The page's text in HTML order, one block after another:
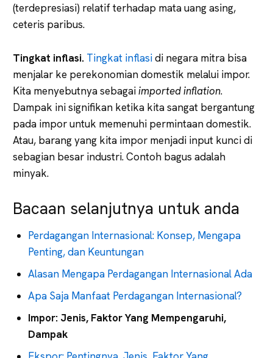
(terdepresiasi) relatif terhadap mata uang asing,
ceteris paribus.
Tingkat inflasi. Tingkat inflasidi negara mitra bisa
menjalar ke perekonomian domestik melalui impor.
Kita menyebutnya sebagaiimported inflation.
Dampak ini signifikan ketika kita sangat bergantung
pada impor untuk memenuhi permintaan domestik.
Atau, barang yang kita impor menjadi input kunci di
sebagian besar industri. Contoh bagus adalah
minyak.
Bacaan selanjutnya untuk anda
Perdagangan Internasional: Konsep, Mengapa
Penting, dan Keuntungan
Alasan Mengapa Perdagangan Internasional Ada
Apa Saja Manfaat Perdagangan Internasional?
Impor: Jenis, Faktor Yang Mempengaruhi,
Dampak